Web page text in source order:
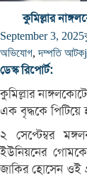
কুমিল্লার
September 3, 2025
অভিযোগ,দম্পতি আটক
ডেস্ক রিপোর্ট:
কুমিল্লার
এক বৃদ্ধকে পিটিয়ে
২ সেপ্টেম্বর
ইউনিয়নের
জাকির হোসেন ওই